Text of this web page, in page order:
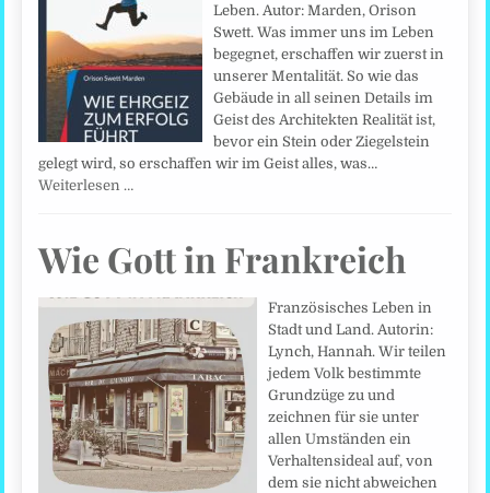
Leben. Autor: Marden, Orison
Swett. Was immer uns im Leben
begegnet, erschaffen wir zuerst in
unserer Mentalität. So wie das
Gebäude in all seinen Details im
Geist des Architekten Realität ist,
bevor ein Stein oder Ziegelstein
gelegt wird, so erschaffen wir im Geist alles, was…
Weiterlesen …
Wie Gott in Frankreich
Französisches Leben in
Stadt und Land. Autorin:
Lynch, Hannah. Wir teilen
jedem Volk bestimmte
Grundzüge zu und
zeichnen für sie unter
allen Umständen ein
Verhaltensideal auf, von
dem sie nicht abweichen